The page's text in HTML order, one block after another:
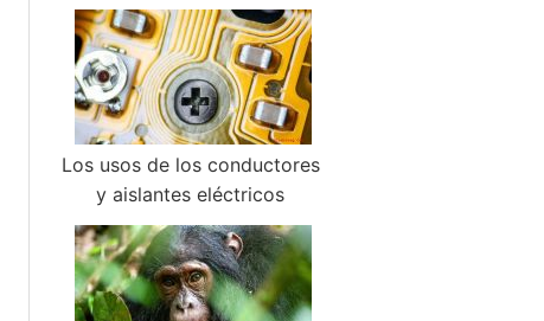
Los usos de los conductores
y aislantes eléctricos